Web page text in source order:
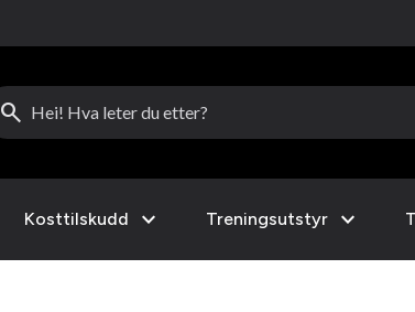
search
Kosttilskudd expand_more Treningsutstyr expand_more